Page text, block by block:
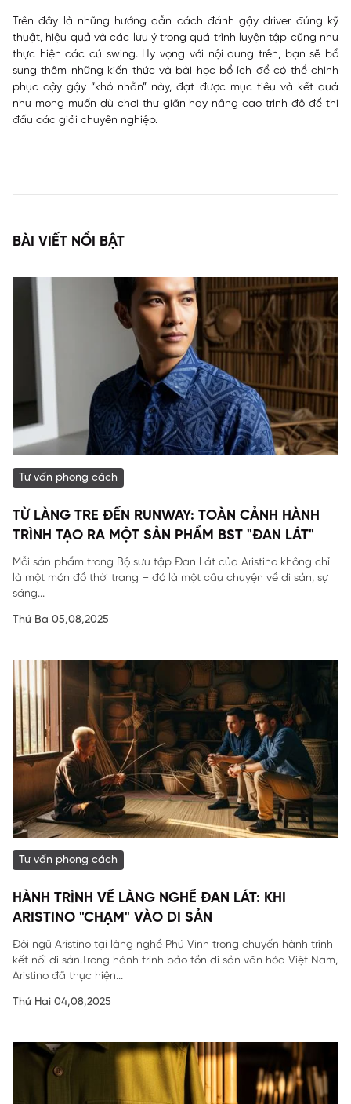
Trên đây là những hướng dẫn cách đánh gậy driver đúng kỹ
thuật, hiệu quả và các lưu ý trong quá trình luyện tập cũng như
thực hiện các cú swing. Hy vọng với nội dung trên, bạn sẽ bổ
sung thêm những kiến thức và bài học bổ ích để có thể chinh
phục cậy gậy “khó nhằn” này, đạt được mục tiêu và kết quả
như mong muốn dù chơi thư giãn hay nâng cao trình độ để thi
đấu các giải chuyên nghiệp.
BÀI VIẾT NỔI BẬT
Tư vấn phong cách
TỪ LÀNG TRE ĐẾN RUNWAY: TOÀN CẢNH HÀNH
TRÌNH TẠO RA MỘT SẢN PHẨM BST "ĐAN LÁT"
Mỗi sản phẩm trong Bộ sưu tập Đan Lát của Aristino không chỉ
là một món đồ thời trang – đó là một câu chuyện về di sản, sự
sáng...
Thứ Ba 05,08,2025
Tư vấn phong cách
HÀNH TRÌNH VỀ LÀNG NGHỀ ĐAN LÁT: KHI
ARISTINO "CHẠM" VÀO DI SẢN
Đội ngũ Aristino tại làng nghề Phú Vinh trong chuyến hành trình
kết nối di sản.Trong hành trình bảo tồn di sản văn hóa Việt Nam,
Aristino đã thực hiện...
Thứ Hai 04,08,2025